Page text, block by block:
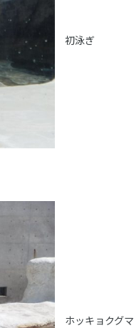
初泳ぎ
ホッキョクグマ